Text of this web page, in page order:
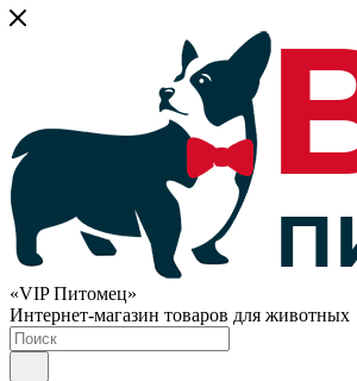
«VIP Питомец»
Интернет-магазин товаров для животных